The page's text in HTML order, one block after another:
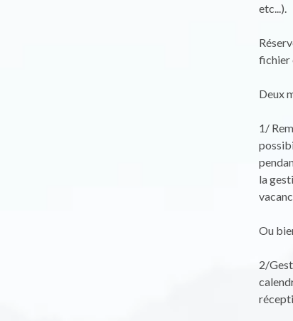
etc...).
fichier
Deux
1/
la
Ou
2/